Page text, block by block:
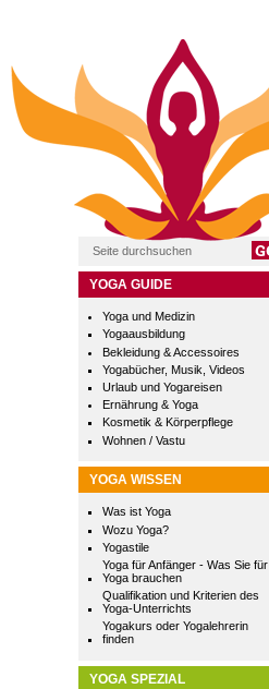
YOGA GUIDE
Yoga und Medizin
Yogaausbildung
Bekleidung & Accessoires
Yogabücher, Musik, Videos
Urlaub und Yogareisen
Ernährung & Yoga
Kosmetik & Körperpflege
Wohnen / Vastu
YOGA WISSEN
Was ist Yoga
Wozu Yoga?
Yogastile
Yoga für Anfänger - Was Sie für
Yoga brauchen
Qualifikation und Kriterien des
Yoga-Unterrichts
Yogakurs oder Yogalehrerin
finden
YOGA SPEZIAL